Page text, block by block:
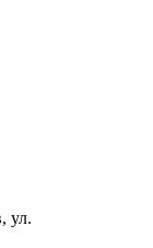
ул.